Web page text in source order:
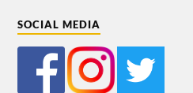
SOCIAL MEDIA